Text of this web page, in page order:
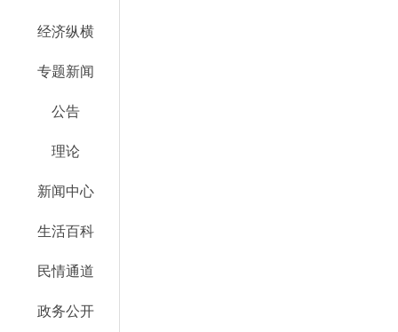
经济纵横
专题新闻
公告
理论
新闻中心
生活百科
民情通道
政务公开